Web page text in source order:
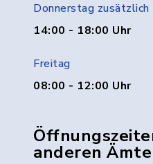
Donnerstag zusätzlich
14:00 - 18:00 Uhr
Freitag
08:00 - 12:00 Uhr
anderen